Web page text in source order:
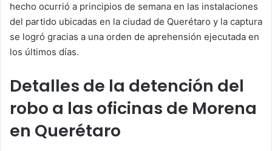
hecho ocurrió a principios de semana en las instalaciones
del partido ubicadas en la ciudad de Querétaro y la captura
se logró gracias a una orden de aprehensión ejecutada en
los últimos días.
Detalles de la detención del
robo a las oficinas de Morena
en Querétaro